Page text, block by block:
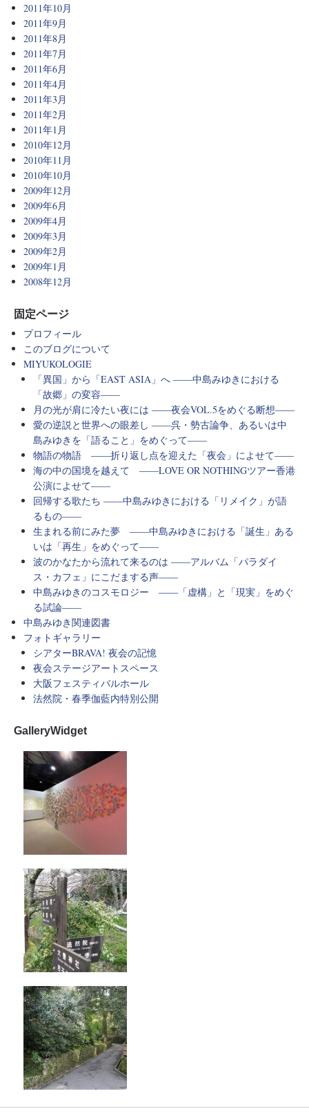
2011年10月
2011年9月
2011年8月
2011年7月
2011年6月
2011年4月
2011年3月
2011年2月
2011年1月
2010年12月
2010年11月
2010年10月
2009年12月
2009年6月
2009年4月
2009年3月
2009年2月
2009年1月
2008年12月
固定ページ
プロフィール
このブログについて
MIYUKOLOGIE
「異国」から「EAST ASIA」へ ――中島みゆきにおける
「故郷」の変容――
月の光が肩に冷たい夜には ――夜会VOL.5をめぐる断想――
愛の逆説と世界への眼差し ――呉・勢古論争、あるいは中
島みゆきを「語ること」をめぐって――
物語の物語 ――折り返し点を迎えた「夜会」によせて――
海の中の国境を越えて ――LOVE OR NOTHINGツアー香港
公演によせて――
回帰する歌たち ――中島みゆきにおける「リメイク」が語
るもの――
生まれる前にみた夢 ――中島みゆきにおける「誕生」ある
いは「再生」をめぐって――
波のかなたから流れて来るのは ――アルバム「パラダイ
ス・カフェ」にこだまする声――
中島みゆきのコスモロジー ――「虚構」と「現実」をめぐ
る試論――
中島みゆき関連図書
フォトギャラリー
シアターBRAVA! 夜会の記憶
夜会ステージアートスペース
大阪フェスティバルホール
法然院・春季伽藍内特別公開
GalleryWidget